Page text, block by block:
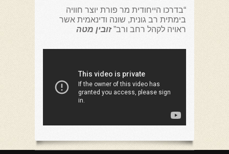
“בדרכו הייחודית מר פורת יוצר חוויה
בימתית רב גונית, שונה ודינאמית אשר
ראויה לקהל רחב ורב”זובין מטה